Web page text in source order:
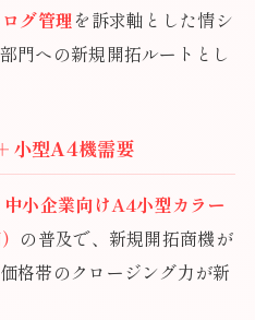
グ管理を訴求軸とした情シ
門への新規開拓ルートとし
小型A4機需要
中小企業向けA4小型カラー
の普及で、新規開拓商機が
格帯のクロージング力が新